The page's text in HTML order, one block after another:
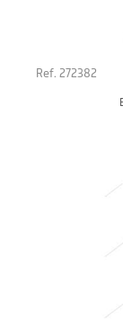
Ref. 272382